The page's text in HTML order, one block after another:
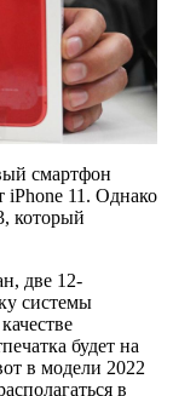
смартфон
iPhone 11. Однако
который
две 12-
системы
будет на
в модели 2022
в